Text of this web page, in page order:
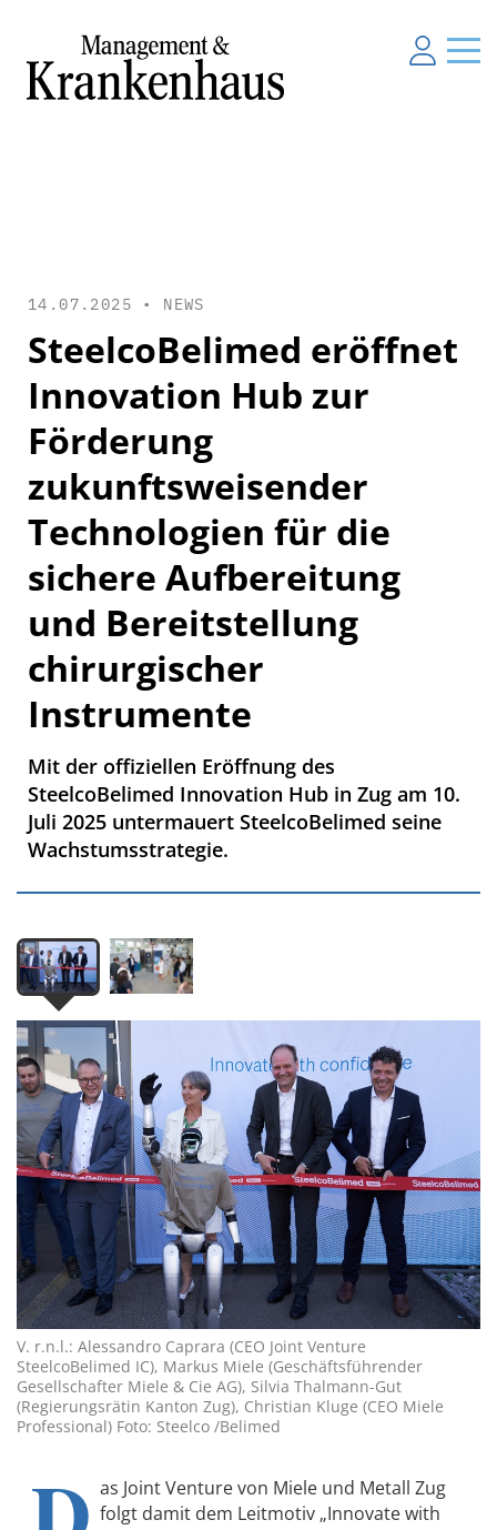
14.07.2025 • NEWS
SteelcoBelimed eröffnet
Innovation Hub zur
Förderung
zukunftsweisender
Technologien für die
sichere Aufbereitung
und Bereitstellung
chirurgischer
Instrumente
Mit der offiziellen Eröffnung des
SteelcoBelimed Innovation Hub in Zug am 10.
Juli 2025 untermauert SteelcoBelimed seine
Wachstumsstrategie.
V. r.n.l.: Alessandro Caprara (CEO Joint Venture
SteelcoBelimed IC), Markus Miele (Geschäftsführender
Gesellschafter Miele & Cie AG), Silvia Thalmann-Gut
(Regierungsrätin Kanton Zug), Christian Kluge (CEO Miele
Professional) Foto: Steelco /Belimed
as Joint Venture von Miele und Metall Zug
folgt damit dem Leitmotiv „Innovate with